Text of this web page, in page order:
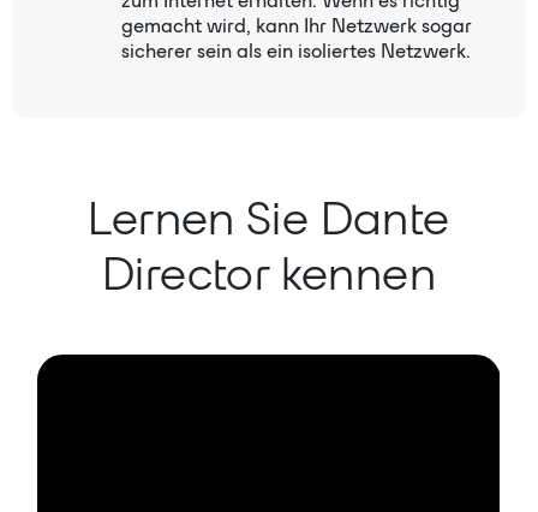
gemacht wird, kann Ihr Netzwerk sogar
sicherer sein als ein isoliertes Netzwerk.
Lernen Sie Dante
Director kennen